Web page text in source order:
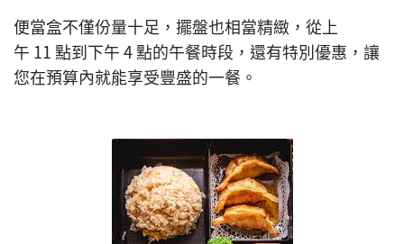
便當盒不僅份量十足，擺盤也相當精緻，從上
午 11 點到下午 4 點的午餐時段，還有特別優惠，讓
您在預算內就能享受豐盛的一餐。